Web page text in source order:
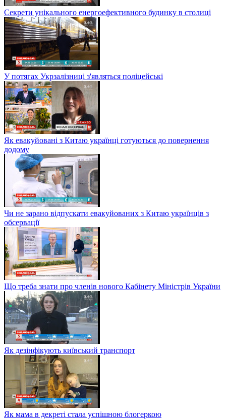
Секрети унікального енергоефективного будинку в столиці
У потягах Укрзалізниці з'являться поліцейські
Як евакуйовані з Китаю українці готуються до повернення
додому
Чи не зарано відпускати евакуйованих з Китаю українців з
обсервації
Що треба знати про членів нового Кабінету Міністрів України
Як дезінфікують київський транспорт
Як мама в декреті стала успішною блогеркою